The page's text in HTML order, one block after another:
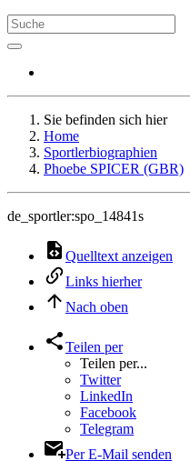
Sie befinden sich hier
Home
Sportlerbiographien
Phoebe SPICER (GBR)
de_sportler:spo_14841s
Quelltext anzeigen
Links hierher
Nach oben
Teilen per
Teilen per...
Twitter
LinkedIn
Facebook
Telegram
Per E-Mail senden